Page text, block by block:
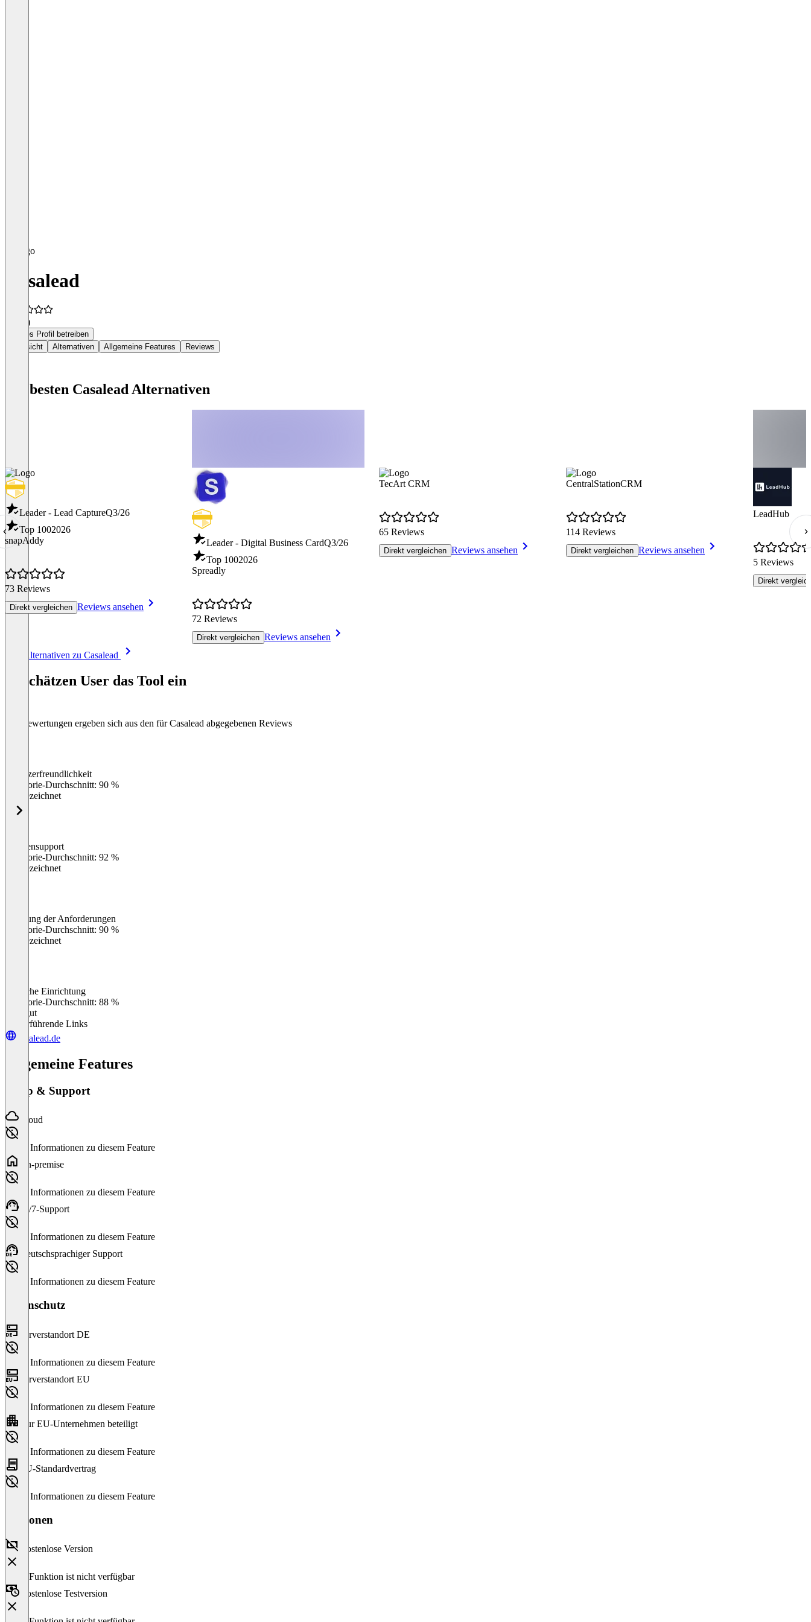
Casalead
(1)
Dieses Profil betreiben
Übersicht
Alternativen Allgemeine Features Reviews
Die besten Casalead Alternativen
Leader - Lead CaptureQ3/26
Top 1002026
snapAddy
73 Reviews
Direkt vergleichen Reviews ansehen
Leader - Digital Business CardQ3/26
Top 1002026
Spreadly
72 Reviews
Direkt vergleichen Reviews ansehen
TecArt CRM
65 Reviews
Direkt vergleichen Reviews ansehen
CentralStationCRM
114 Reviews
Direkt vergleichen Reviews ansehen
LeadHub
5 Reviews
Direkt
Alle Alternativen zu Casalead
So schätzen User das Tool ein
Die Bewertungen ergeben sich aus den für Casalead abgegebenen Reviews
Benutzerfreundlichkeit
Kategorie-Durchschnitt: 90 %
Ausgezeichnet
Kundensupport
Kategorie-Durchschnitt: 92 %
Ausgezeichnet
Erfüllung der Anforderungen
Kategorie-Durchschnitt: 90 %
Ausgezeichnet
Einfache Einrichtung
Kategorie-Durchschnitt: 88 %
Sehr gut
Weiterführende Links
casalead.de
Allgemeine Features
Setup & Support
Cloud
Keine Informationen zu diesem Feature
On-premise
Keine Informationen zu diesem Feature
24/7-Support
Keine Informationen zu diesem Feature
Deutschsprachiger Support
Keine Informationen zu diesem Feature
Datenschutz
Serverstandort DE
Keine Informationen zu diesem Feature
Serverstandort EU
Keine Informationen zu diesem Feature
Nur EU-Unternehmen beteiligt
Keine Informationen zu diesem Feature
EU-Standardvertrag
Keine Informationen zu diesem Feature
Versionen
Kostenlose Version
Diese Funktion ist nicht verfügbar
Kostenlose Testversion